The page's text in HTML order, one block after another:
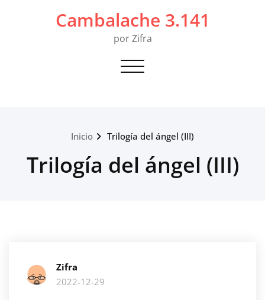
Cambalache 3.141
por Zifra
Alternar navegación
Inicio Trilogía del ángel (III)
Trilogía del ángel (III)
Zifra
2022-12-29